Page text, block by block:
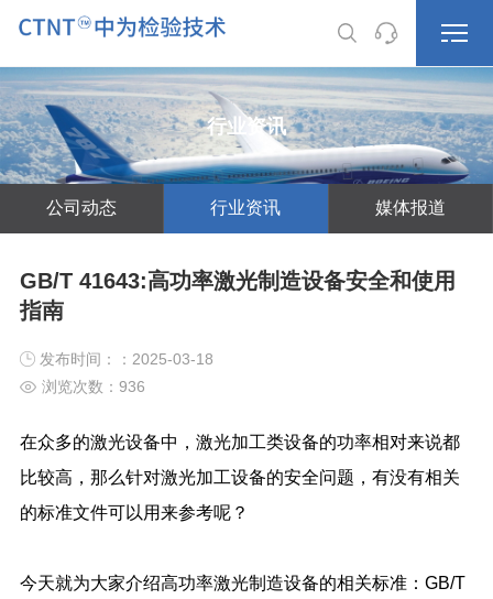
行业资讯
公司动态 行业资讯 媒体报道
GB/T 41643:高功率激光制造设备安全和使用
指南
发布时间：：2025-03-18
浏览次数： 936
在众多的激光设备中，激光加工类设备的功率相对来说都
比较高，那么针对激光加工设备的安全问题，有没有相关
的标准文件可以用来参考呢？
今天就为大家介绍高功率激光制造设备的相关标准：GB/T